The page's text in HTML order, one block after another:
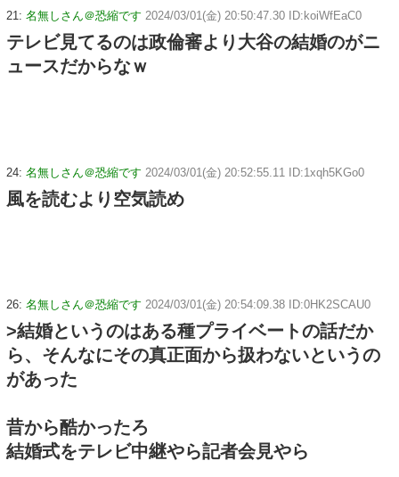
21: 名無しさん＠恐縮です 2024/03/01(金) 20:50:47.30 ID:koiWfEaC0
テレビ見てるのは政倫審より大谷の結婚のがニ
ュースだからなｗ
24: 名無しさん＠恐縮です 2024/03/01(金) 20:52:55.11 ID:1xqh5KGo0
風を読むより空気読め
26: 名無しさん＠恐縮です 2024/03/01(金) 20:54:09.38 ID:0HK2SCAU0
>結婚というのはある種プライベートの話だか
ら、そんなにその真正面から扱わないというの
があった
昔から酷かったろ
結婚式をテレビ中継やら記者会見やら